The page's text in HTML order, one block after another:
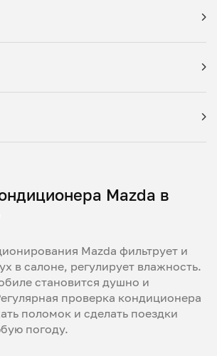
Mazda в
Mazda фильтрует и
в салоне, регулирует влажность.
становится душно и
проверка кондиционера
поломок и сделать поездки
погоду.